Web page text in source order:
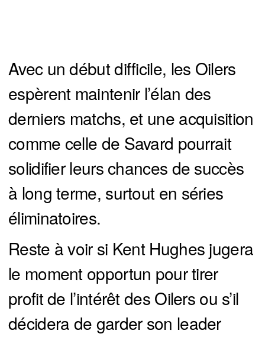
Avec un début difficile, les Oilers
espèrent maintenir l’élan des
derniers matchs, et une acquisition
comme celle de Savard pourrait
solidifier leurs chances de succès
à long terme, surtout en séries
éliminatoires.
Reste à voir si Kent Hughes jugera
le moment opportun pour tirer
profit de l’intérêt des Oilers ou s’il
décidera de garder son leader